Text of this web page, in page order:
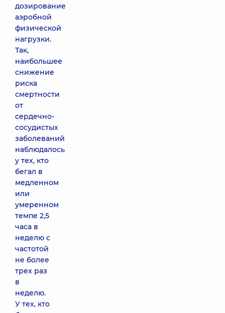
дозирование
аэробной
физической
нагрузки.
Так,
наибольшее
снижение
риска
смертности
от
сердечно-
сосудистых
заболеваний
наблюдалось
у тех, кто
бегал в
медленном
или
умеренном
темпе 2,5
часа в
неделю с
частотой
не более
трех раз
в
неделю.
У тех, кто